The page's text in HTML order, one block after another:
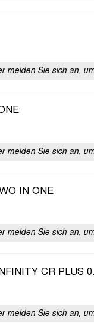
melden Sie sich an,
melden Sie sich an,
IN ONE
melden Sie sich an,
CR PLUS
melden Sie sich an,